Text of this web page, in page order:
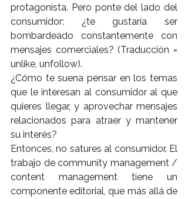
protagonista. Pero ponte del lado del
consumidor: ¿te gustaría ser
bombardeado constantemente con
mensajes comerciales? (Traducción =
unlike, unfollow).
¿Cómo te suena pensar en los temas
que le interesan al consumidor al que
quieres llegar, y aprovechar mensajes
relacionados para atraer y mantener
su interés?
Entonces, no satures al consumidor. El
trabajo de community management /
content management tiene un
componente editorial, que más allá de